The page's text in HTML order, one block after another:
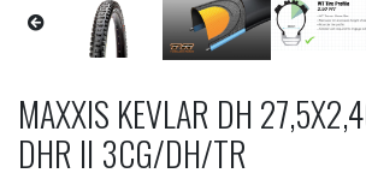
MAXXIS KEVLAR DH
DHR II 3CG/DH/TR